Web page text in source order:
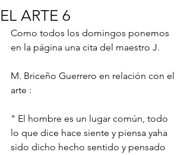
EL ARTE 6
Como todos los domingos ponemos
en la página una cita del maestro J.
M. Briceño Guerrero en relación con el
arte :
" El hombre es un lugar común, todo
lo que dice hace siente y piensa yaha
sido dicho hecho sentido y pensado